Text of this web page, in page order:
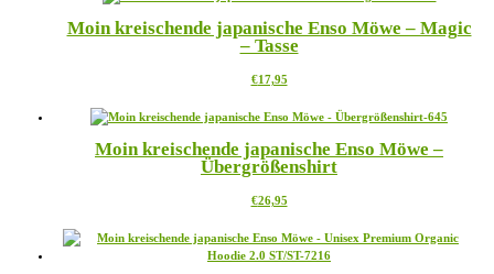
Produktseite
gewählt
Varianten
auf.
Optionen
auf
Produktseite
gewählt
Moin kreischende japanische Enso Möwe – Magic
– Tasse
€17,95Dieses
weist
Varianten
auf.
Optionen
auf
der
Moin kreischende japanische Enso Möwe –
Übergrößenshirt
€26,95Dieses
weist
mehrere